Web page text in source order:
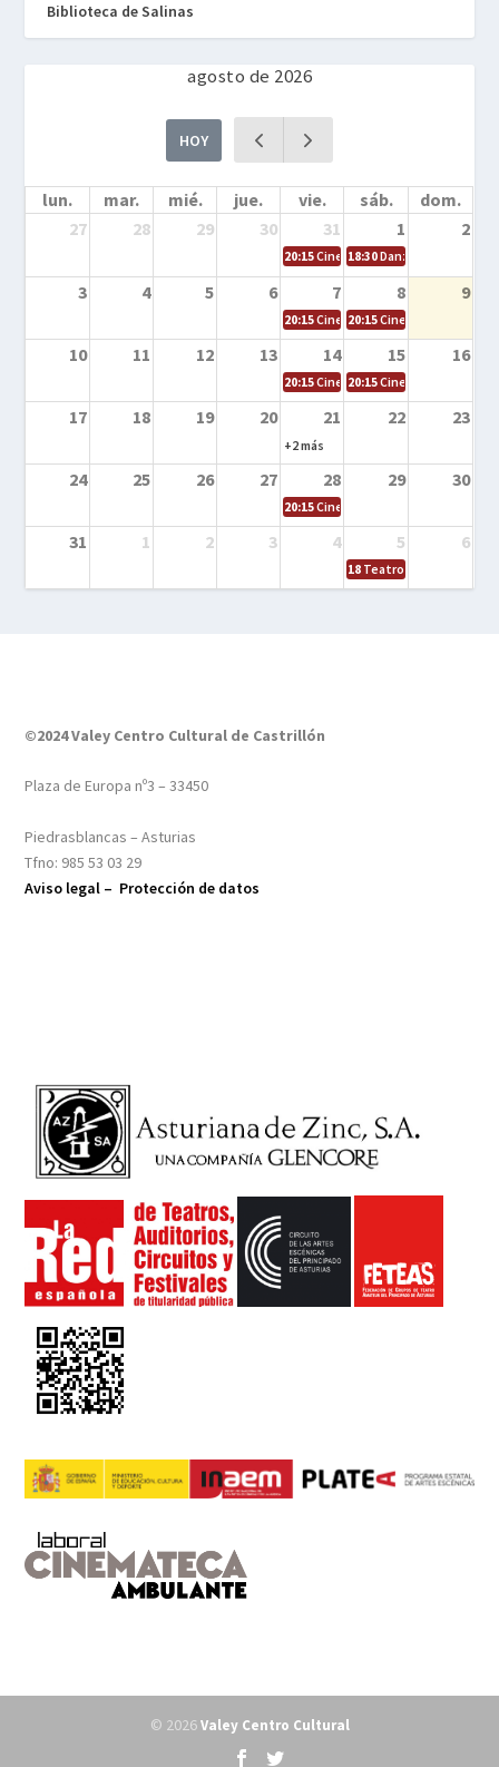
Biblioteca de Salinas
agosto de 2026
HOY
lun. mar. mié. jue. vie. sáb.
dom.
27
28 29 30 31 1 2
20:15Cine en la calle – Cómo
18:30Danza – Cita en el
3 4 5 6 7 8 9
20:15Cine en la calle – El niño y la
20:15Cine en la calle –
10 11 12 13 14 15 16
20:15Cine en la calle – Tortugas
20:15Cine en la calle –
17 18 19 20 21 22 23
+2 más
24 25 26 27 28 29 30
20:15Cine en el calle – Tintín y el
31 1 2 3 4 5 6
18 Teatro – Tres
©2024 Valey Centro Cultural de Castrillón
Plaza de Europa nº3 – 33450
Piedrasblancas – Asturias
Tfno: 985 53 03 29
Aviso legal – Protección de datos
© 2026Valey Centro Cultural